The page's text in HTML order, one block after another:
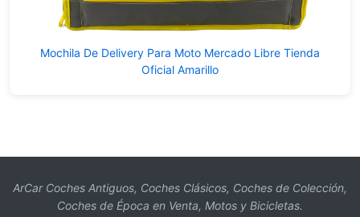
Mochila De Delivery Para Moto Mercado Libre Tienda
Oficial Amarillo
ArCar Coches Antiguos, Coches Clásicos, Coches de Colección,
Coches de Época en Venta, Motos y Bicicletas.